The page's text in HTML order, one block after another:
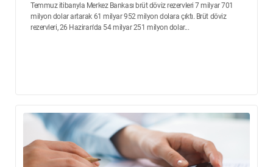
Temmuz itibarıyla Merkez Bankası brüt döviz rezervleri 7 milyar 701
milyon dolar artarak 61 milyar 952 milyon dolara çıktı. Brüt döviz
rezervleri, 26 Haziran'da 54 milyar 251 milyon dolar...